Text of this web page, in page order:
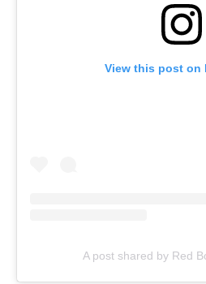
View this post on
A post shared by Red